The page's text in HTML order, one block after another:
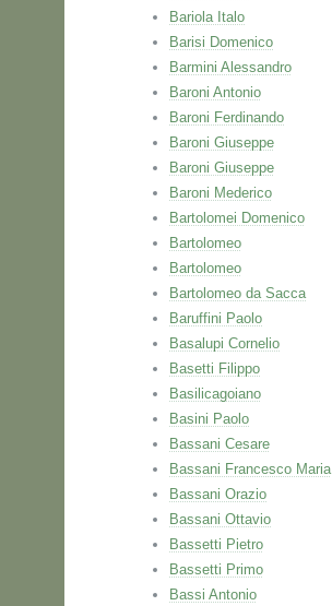
Bariola Italo
Barisi Domenico
Barmini Alessandro
Baroni Antonio
Baroni Ferdinando
Baroni Giuseppe
Baroni Giuseppe
Baroni Mederico
Bartolomei Domenico
Bartolomeo
Bartolomeo
Bartolomeo da Sacca
Baruffini Paolo
Basalupi Cornelio
Basetti Filippo
Basilicagoiano
Basini Paolo
Bassani Cesare
Bassani Francesco Maria
Bassani Orazio
Bassani Ottavio
Bassetti Pietro
Bassetti Primo
Bassi Antonio